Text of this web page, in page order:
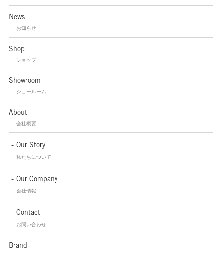
News
お知らせ
Shop
ショップ
Showroom
ショールーム
About
会社概要
Our Story
私たちについて
Our Company
会社情報
Contact
お問い合わせ
Brand